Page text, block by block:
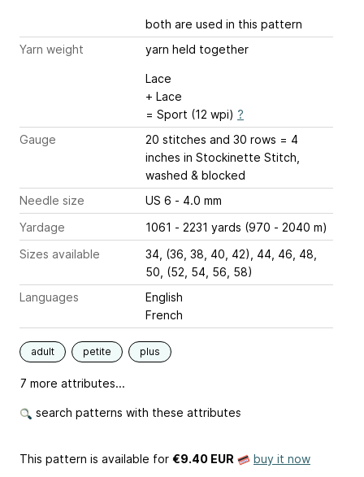
both are used in this pattern
Yarn weight
yarn held together
Lace
+ Lace
= Sport (12 wpi) ?
Gauge
20 stitches and 30 rows = 4
inches in Stockinette Stitch,
washed & blocked
Needle size
US 6 - 4.0 mm
Yardage
1061 - 2231 yards (970 - 2040 m)
Sizes available
34, (36, 38, 40, 42), 44, 46, 48,
50, (52, 54, 56, 58)
Languages
English
French
adult petite plus
7 more attributes...
search patterns with these attributes
This pattern is available for €9.40 EUR buy it now